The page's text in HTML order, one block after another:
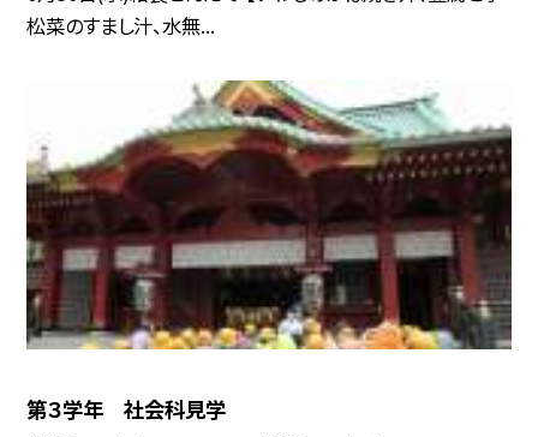
松菜のすまし汁、水無...
第３学年 社会科見学